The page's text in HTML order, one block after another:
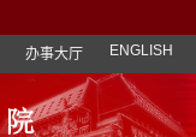
办事大厅 ENGLISH